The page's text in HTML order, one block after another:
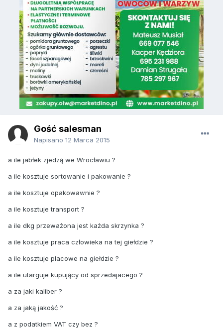
Gość salesman
Napisano 12 Marca 2015
a ile jabłek zjedzą we Wrocławiu ?
a ile kosztuje sortowanie i pakowanie ?
a ile kosztuje opakowawnie ?
a ile kosztuje transport ?
a ile dkg przeważona jest każda skrzynka ?
a ile kosztuje praca człowieka na tej giełdzie ?
a ile kosztuje placowe na giełdzie ?
a ile utarguje kupujący od sprzedajacego ?
a za jaki kaliber ?
a za jaką jakość ?
a z podatkiem VAT czy bez ?